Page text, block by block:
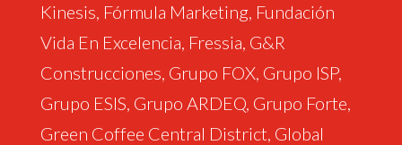
Kinesis, Fórmula Marketing, Fundación
Vida En Excelencia, Fressia, G&R
Construcciones, Grupo FOX, Grupo ISP,
Grupo ESIS, Grupo ARDEQ, Grupo Forte,
Green Coffee Central District, Global